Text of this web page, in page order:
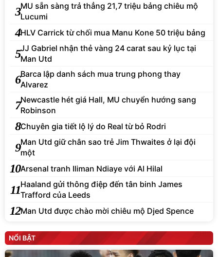
3MU sẵn sàng trả thẳng 21,7 triệu bảng chiêu mộ
Lucumi
4HLV Carrick từ chối mua Manu Kone 50 triệu bảng
5JJ Gabriel nhận thẻ vàng 24 carat sau kỷ lục tại
Man Utd
6Barca lập danh sách mua trung phong thay
Alvarez
7Newcastle hét giá Hall, MU chuyển hướng sang
Robinson
8Chuyên gia tiết lộ lý do Real từ bỏ Rodri
9Man Utd giữ chân sao trẻ Jim Thwaites ở lại đội
một
10Arsenal tranh Iliman Ndiaye với Al Hilal
11Haaland gửi thông điệp đến tân binh James
Trafford của Leeds
12Man Utd được chào mời chiêu mộ Djed Spence
NỔI BẬT